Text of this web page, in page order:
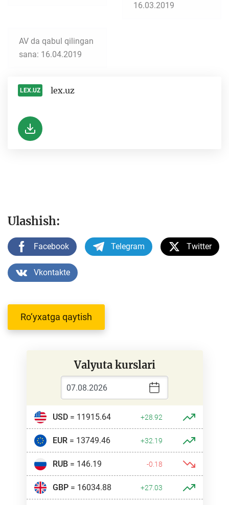
16.03.2019
AV da qabul qilingan
sana: 16.04.2019
LEX.UZ lex.uz
Ulashish:
Facebook Telegram Twitter
Vkontakte
Ro‘yxatga qaytish
Valyuta kurslari
USD= 11915.64 +28.92
EUR= 13749.46 +32.19
RUB= 146.19 -0.18
GBP= 16034.88 +27.03